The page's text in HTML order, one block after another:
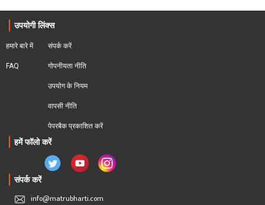
उपयोगी लिंक्स
हमारे बारे में
FAQ
संपर्क करें
गोपनीयता नीति
उपयोग के नियम
वापसी नीति
पेपरबैक प्रकाशित करें
हमें फॉलो करें
संपर्क करें
info@matrubharti.com